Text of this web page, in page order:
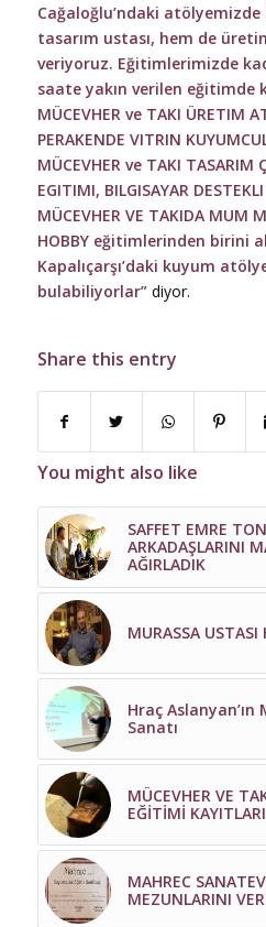
Cağaloğlu’ndaki
tasarım ustası, hem de
veriyoruz. Eğitimlerimizde
saate yakın verilen eğitimde
MÜCEVHER ve TAKI ÜRETIM
PERAKENDE VITRIN
MÜCEVHER ve TAKI TASARIM
EGITIMI, BILGISAYAR
MÜCEVHER VE TAKIDA MUM
HOBBY eğitimlerinden birini
Kapalıçarşı’daki kuyum
bulabiliyorlar” diyor.
Share this entry
You might also like
SAFFET EMRE
ARKADAŞLARINI
AĞIRLADIK
MURASSA USTASI
Hraç
Sanatı
MÜCEVHER VE
EĞİTİMİ
MAHREC
MEZUNLARINI